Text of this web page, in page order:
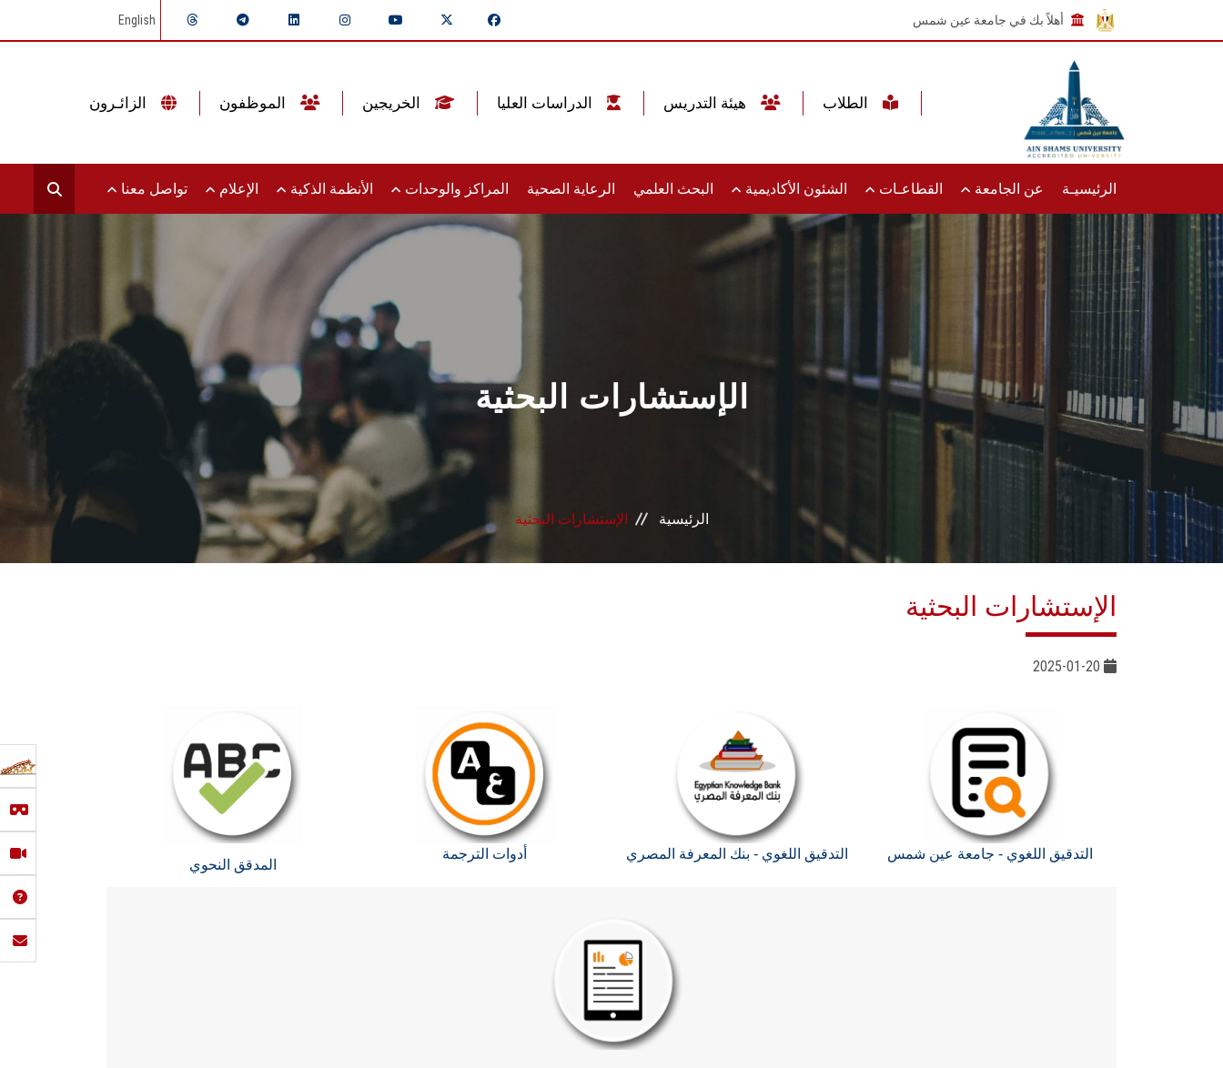
أهلاً بك في جامعة عين شمس English
الرئيسيـة عن الجامعة القطاعـات الشئون الأكاديمية البحث العلمي الرعاية الصحية المراكز والوحدات الأنظمة الذكية الإعلام تواصل معنا
الإستشارات البحثية
الرئيسية الإستشارات البحثية
الإستشارات البحثية
المدقق النحوي
أدوات الترجمة التدقيق اللغوي - بنك المعرفة المصري التدقيق اللغوي - جامعة عين شمس